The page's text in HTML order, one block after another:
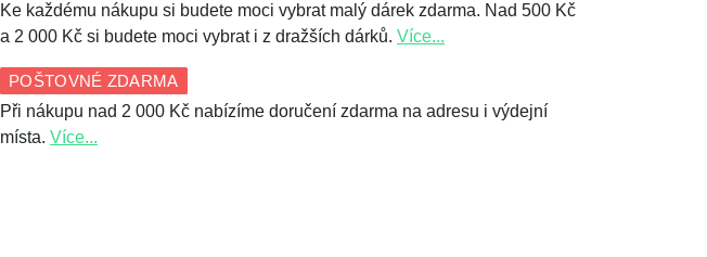
Ke každému nákupu si budete moci vybrat malý dárek zdarma. Nad 500 Kč
a 2 000 Kč si budete moci vybrat i z dražších dárků. Více...
POŠTOVNÉ ZDARMA
Při nákupu nad 2 000 Kč nabízíme doručení zdarma na adresu i výdejní
místa. Více...